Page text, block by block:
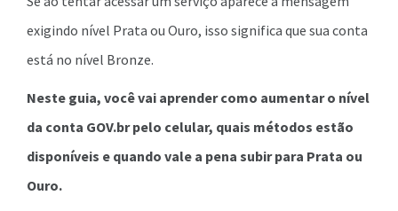
exigindo nível Prata ou Ouro, isso significa que sua conta
está no nível Bronze.
Neste guia, você vai aprender como aumentar o nível
da conta GOV.br pelo celular, quais métodos estão
disponíveis e quando vale a pena subir para Prata ou
Ouro.